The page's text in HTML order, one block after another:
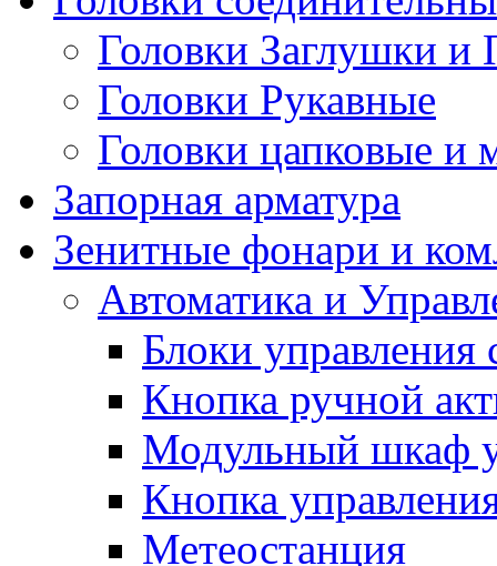
Головки Заглушки и
Головки Рукавные
Головки цапковые и
Запорная арматура
Зенитные фонари и
Автоматика и
Блоки
Кнопка ручной
Модульный шкаф
Кнопка
Метеостанция